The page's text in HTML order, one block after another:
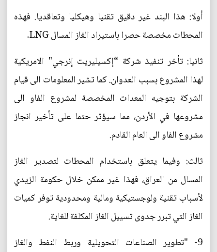
أولا: هذا البند غير دقيق تقنيا وهيكليا وتعاقديا. فهذه
المحطات مخصصة حصرا باستيراد الغاز المسال LNG.
ثانيا: تأخر تنفيذ شركة “إكسيليريت إنرجي" الامريكية
لهذا المشروع بسبب العدوان. كما تشير المعلومات الى قيام
الشركة بتوجيه المعدات المخصصة لمشروع الفاو الى
مشروعها في الأردن، مما سيؤثر حتما على تأخير انجاز
مشروع الفاو الى العام القادم.
ثالث: وفيما يتعلق باستخدام المحطات لتصدير الغاز
المسال من العراق، فهذا غير ممكن خلال حكومة الزيدي
لأسباب تقنية ولوجستيكية ومالية ومحدودية توفر كميات
الغاز التي تبرر جدوى تسييل الغاز المكلفة للغاية.
9- "تطوير الصناعات التحويلية وربط النفط والغاز